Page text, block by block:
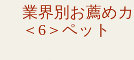
業界別お薦め
＜6＞ペット